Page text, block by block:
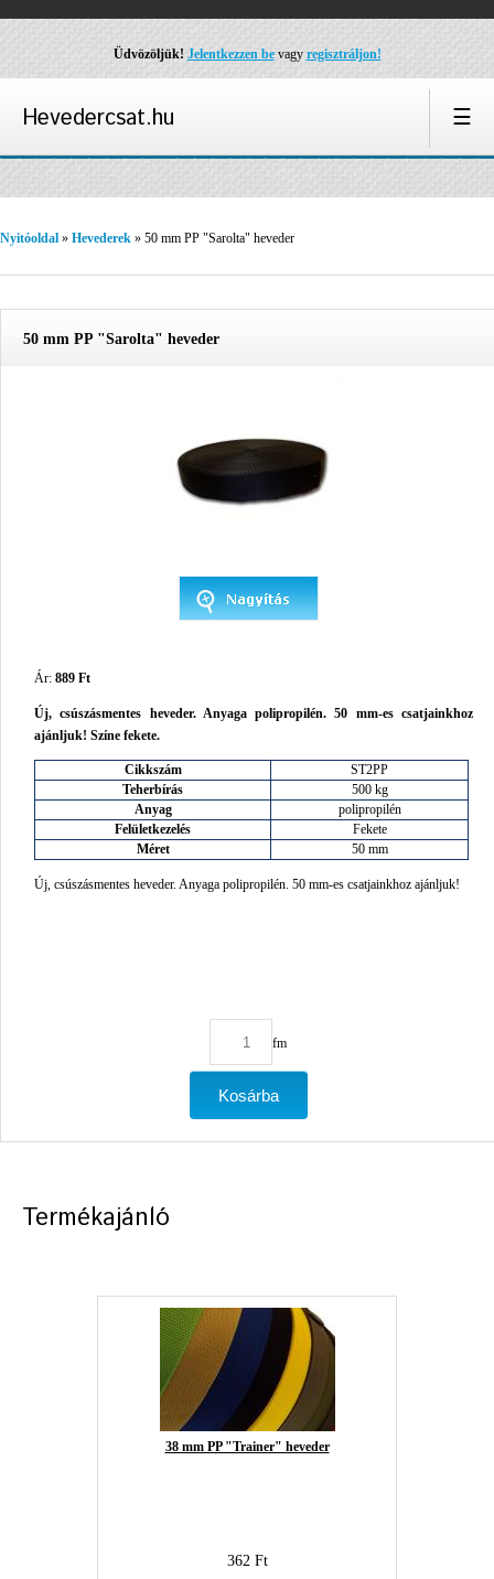
Üdvözöljük! Jelentkezzen bevagy regisztráljon!
Hevedercsat.hu ☰
Nyitóoldal » Hevederek » 50 mm PP "Sarolta" heveder
50 mm PP "Sarolta" heveder
Ár: 889 Ft
Új, csúszásmentes heveder. Anyaga polipropilén. 50 mm-es csatjainkhoz
ajánljuk! Színe fekete.
Cikkszám
ST2PP
Teherbírás
500 kg
Anyag
polipropilén
Felületkezelés
Fekete
Méret
50 mm
Új, csúszásmentes heveder. Anyaga polipropilén. 50 mm-es csatjainkhoz ajánljuk!
fm
Termékajánló
38 mm PP "Trainer" heveder
362 Ft